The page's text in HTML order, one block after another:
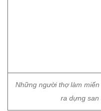
Những người thợ làm
ra dựng san